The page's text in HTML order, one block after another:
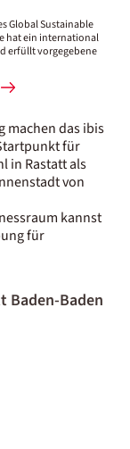
Global Sustainable
hat ein international
erfüllt vorgegebene
machen das ibis
für
in Rastatt als
von
kannst
für
Baden-Baden